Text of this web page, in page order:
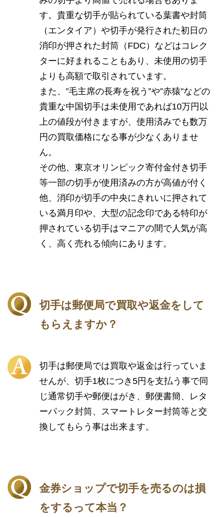
す。貴重な切手が貼られている葉書や封筒
（エンタイア）や切手が発行された初日の
消印が押された封筒（FDC）などはコレク
ターに好まれることもあり、未使用の切手
よりも高額で取引されています。
また、”毛主席の長寿を祝う”や”赤猿”などの
貴重な中国切手は未使用であれば10万円以
上の値段が付きますが、使用済みでも数万
円の買取価格になる事が少なくありませ
ん。
その他、東京オリンピック寄付金付き切手
等一部の切手が使用済みの方が高値が付く
他、消印が切手の中央にきれいに押されて
いる満月印や、大型の記念印である特印が
押されている切手はマニアの間で人気が高
く、高く売れる傾向にあります。
切手は郵便局で買取や返金をして
もらえますか？
切手は郵便局では買取や返金は行っていま
せんが、切手1枚につき5円を支払う事で同
じ通常切手や郵便はがき、郵便書簡、レタ
ーパック封筒、スマートレター封筒等と交
換してもらう事は出来ます。
金券ショップで切手を売るのは損
をするって本当？